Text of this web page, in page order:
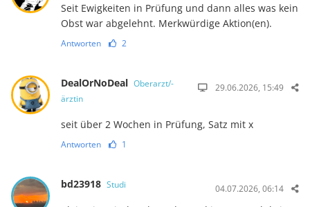
Seit Ewigkeiten in Prüfung und dann alles was kein
Obst war abgelehnt. Merkwürdige Aktion(en).
Antworten 2
DealOrNoDeal Oberarzt/-
ärztin
29.06.2026, 15:49
seit über 2 Wochen in Prüfung, Satz mit x
Antworten 1
bd23918 Studi 04.07.2026, 06:14